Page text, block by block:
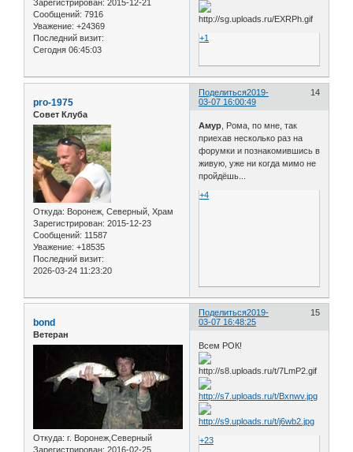
Зарегистрирован: 2015-12-21
Сообщений: 7916
Уважение: +24369
Последний визит:
Сегодня 06:45:03
+1
Поделиться 14
2019-
03-07 16:00:49
pro-1975
Совет Клуба
Откуда: Воронеж, Северный, Храм
Зарегистрирован: 2015-12-23
Сообщений: 11587
Уважение: +18535
Последний визит:
2026-03-24 11:23:20
Амур , Рома, по мне, так
приехав несколько раз на
форумки и познакомившись в
живую, уже ни когда мимо не
пройдёшь...
+4
Поделиться 15
2019-
03-07 16:48:25
bond
Ветеран
Откуда: г. Воронеж,Северный
Зарегистрирован: 2016-02-25
Всем РОК!
+23